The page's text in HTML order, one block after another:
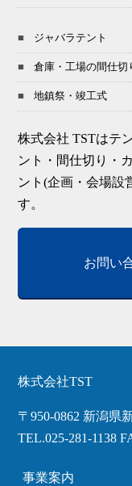
ジャバラテント
倉庫・工場の間仕切
地鎮祭・竣工式
株式会社 TSTはテ
ント・間仕切り・
ント(企画・会場設
す。
お問い
株式会社TST
〒950-0862 新潟県
TEL.025-281-1138
事業案内